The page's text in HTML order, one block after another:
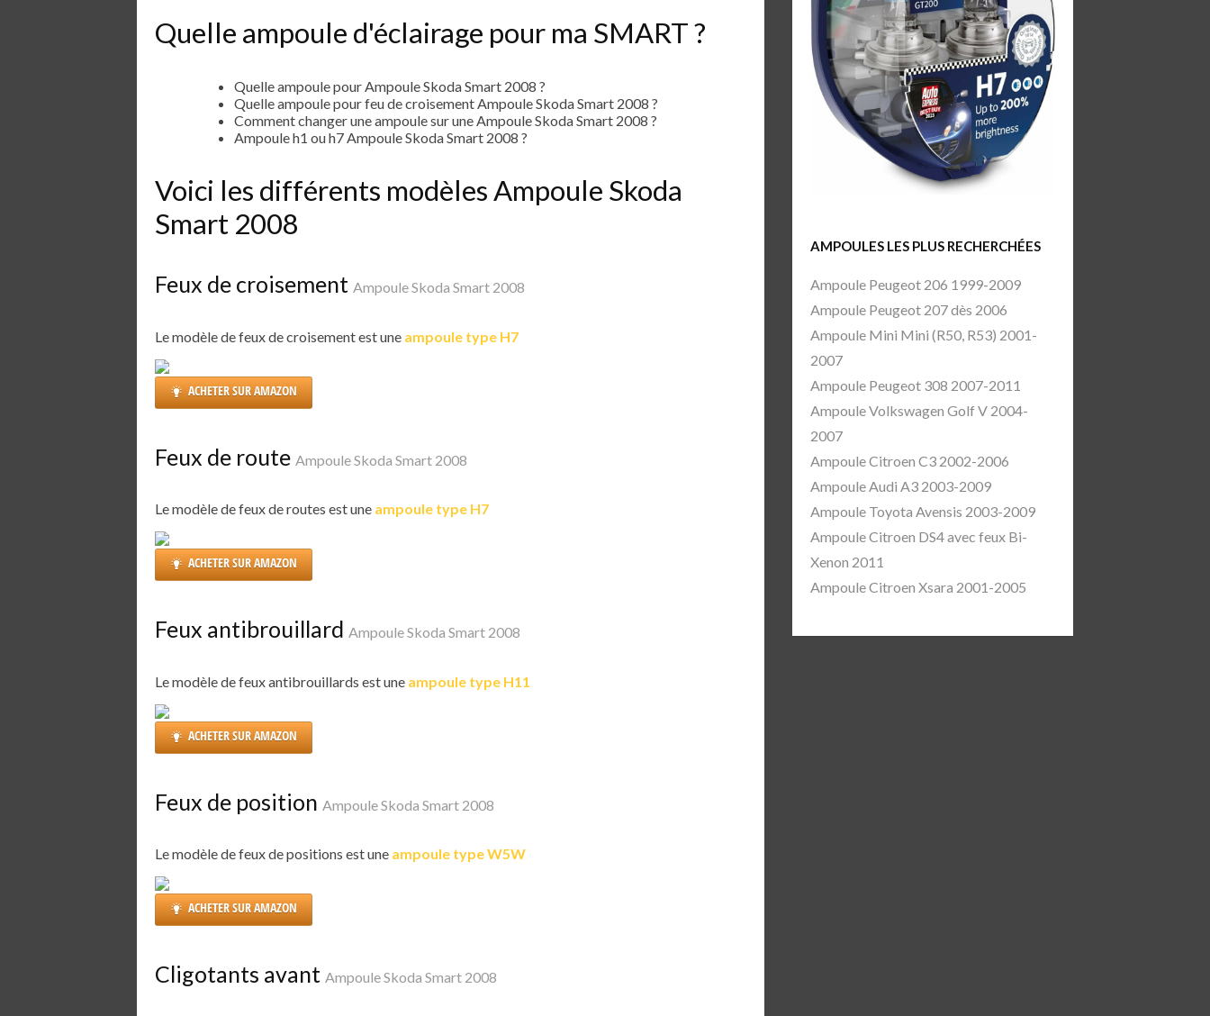
Quelle ampoule d'éclairage pour ma SMART ?
Quelle ampoule pour Ampoule Skoda Smart 2008 ?
Quelle ampoule pour feu de croisement Ampoule Skoda Smart 2008 ?
Comment changer une ampoule sur une Ampoule Skoda Smart 2008 ?
Ampoule h1 ou h7 Ampoule Skoda Smart 2008 ?
Voici les différents modèles Ampoule Skoda
Smart 2008
Feux de croisement Ampoule Skoda Smart 2008
Le modèle de feux de croisement est une ampoule type H7
ACHETER SUR AMAZON
Feux de route Ampoule Skoda Smart 2008
Le modèle de feux de routes est une ampoule type H7
ACHETER SUR AMAZON
Feux antibrouillard Ampoule Skoda Smart 2008
Le modèle de feux antibrouillards est une ampoule type H11
ACHETER SUR AMAZON
Feux de position Ampoule Skoda Smart 2008
Le modèle de feux de positions est une ampoule type W5W
ACHETER SUR AMAZON
Cligotants avant Ampoule Skoda Smart 2008
AMPOULES LES PLUS RECHERCHÉES
Ampoule Peugeot 206 1999-2009
Ampoule Peugeot 207 dès 2006
Ampoule Mini Mini (R50, R53) 2001-
2007
Ampoule Peugeot 308 2007-2011
Ampoule Volkswagen Golf V 2004-
2007
Ampoule Citroen C3 2002-2006
Ampoule Audi A3 2003-2009
Ampoule Toyota Avensis 2003-2009
Ampoule Citroen DS4 avec feux Bi-
Xenon 2011
Ampoule Citroen Xsara 2001-2005